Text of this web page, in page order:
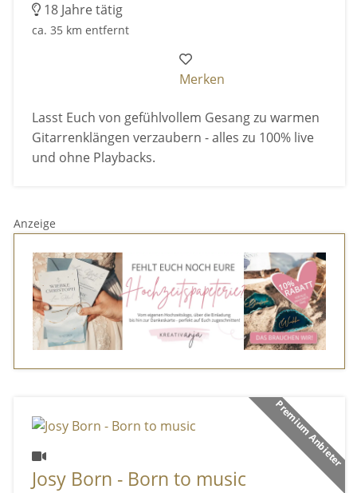
18 Jahre tätig
ca. 35 km entfernt
Merken
Lasst Euch von gefühlvollem Gesang zu warmen
Gitarrenklängen verzaubern - alles zu 100% live
und ohne Playbacks.
Anzeige
Premium Anbieter
Josy Born - Born to music